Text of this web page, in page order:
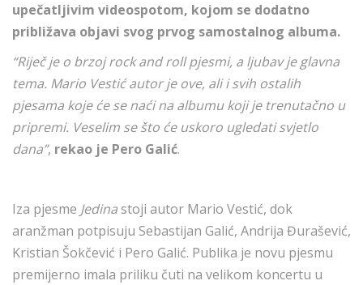
upečatljivim videospotom, kojom se dodatno
približava objavi svog prvog samostalnog albuma.
“Riječ je o brzoj rock and roll pjesmi, a ljubav je glavna
tema. Mario Vestić autor je ove, ali i svih ostalih
pjesama koje će se naći na albumu koji je trenutačno u
pripremi. Veselim se što će uskoro ugledati svjetlo
dana”, rekao je Pero Galić.
Iza pjesme Jedinastoji autor Mario Vestić, dok
aranžman potpisuju Sebastijan Galić, Andrija Đurašević,
Kristian Šokčević i Pero Galić. Publika je novu pjesmu
premijerno imala priliku čuti na velikom koncertu u